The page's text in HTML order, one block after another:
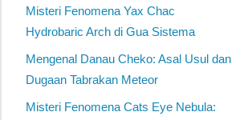
Misteri Fenomena Yax Chac
Hydrobaric Arch di Gua Sistema
Mengenal Danau Cheko: Asal Usul dan
Dugaan Tabrakan Meteor
Misteri Fenomena Cats Eye Nebula: